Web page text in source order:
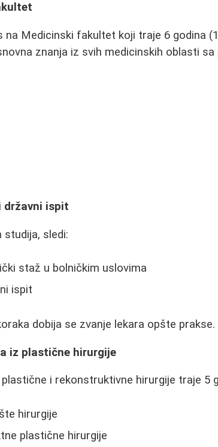
na Medicinski fakultet koji traje 6 godina
znanja iz svih medicinskih oblasti sa
državni ispit
studija, sledi:
staž u bolničkim uslovima
ispit
dobija se zvanje lekara opšte prakse.
iz plastične hirurgije
i rekonstruktivne hirurgije traje 5
hirurgije
plastične hirurgije